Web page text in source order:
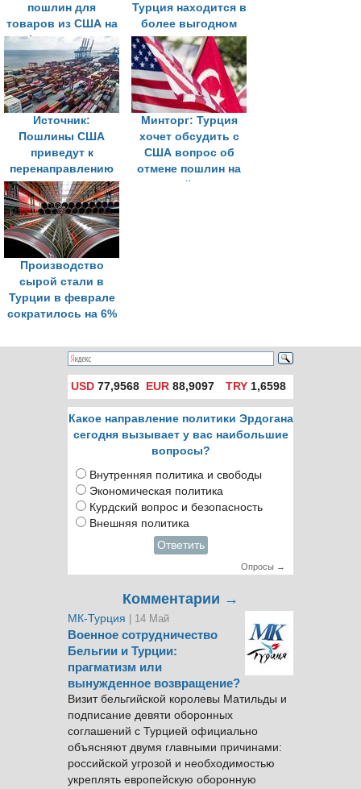
пошлин для
товаров из США на
фоне визита
Эрдогана в Нью-
Йорк
Турция находится в
более выгодном
положении по
сравнению с
другими странами
Источник:
Пошлины США
приведут к
перенаправлению
логистики в
Турцию
Минторг: Турция
хочет обсудить с
США вопрос об
отмене пошлин на
турецкий экспорт
Производство
сырой стали в
Турции в феврале
сократилось на 6%
USD 77,9568 EUR 88,9097 TRY1,6598
Какое направление политики Эрдогана
сегодня вызывает у вас наибольшие
вопросы?
Внутренняя политика и свободы
Экономическая политика
Курдский вопрос и безопасность
Внешняя политика
Ответить
Опросы →
Комментарии →
МК-Турция | 14 Май
Военное сотрудничество
Бельгии и Турции:
прагматизм или
вынужденное возвращение?
Визит бельгийской королевы Матильды и
подписание девяти оборонных
соглашений с Турцией официально
объясняют двумя главными причинами:
российской угрозой и необходимостью
укреплять европейскую оборонную